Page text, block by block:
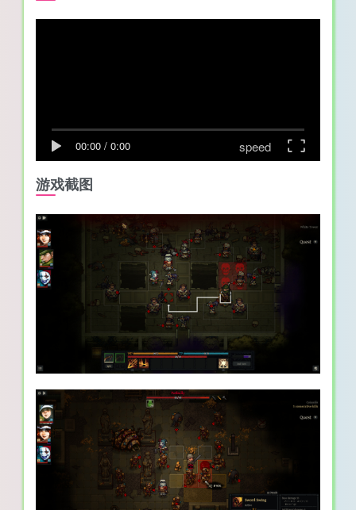
00:00 / 0:00 speed
游戏截图